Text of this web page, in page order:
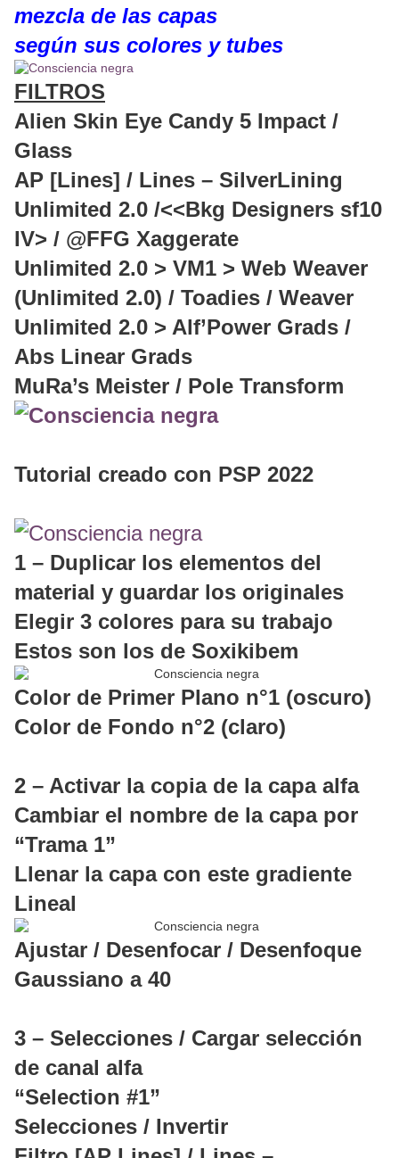
mezcla de las capas
según sus colores y tubes
FILTROS
Alien Skin Eye Candy 5 Impact /
Glass
AP [Lines] / Lines – SilverLining
Unlimited 2.0 /<<Bkg Designers sf10
IV> / @FFG Xaggerate
Unlimited 2.0 > VM1 > Web Weaver
(Unlimited 2.0) / Toadies / Weaver
Unlimited 2.0 > Alf’Power Grads /
Abs Linear Grads
MuRa’s Meister / Pole Transform
Tutorial creado con PSP 2022
1 – Duplicar los elementos del
material y guardar los originales
Elegir 3 colores para su trabajo
Estos son los de Soxikibem
Color de Primer Plano n°1 (oscuro)
Color de Fondo n°2 (claro)
2 – Activar la copia de la capa alfa
Cambiar el nombre de la capa por
“Trama 1”
Llenar la capa con este gradiente
Lineal
Ajustar / Desenfocar / Desenfoque
Gaussiano a 40
3 – Selecciones / Cargar selección
de canal alfa
“Selection #1”
Selecciones / Invertir